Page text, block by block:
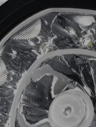
Lampy
pozycyjne
Oświetlenie
wewnętrze
Oferty